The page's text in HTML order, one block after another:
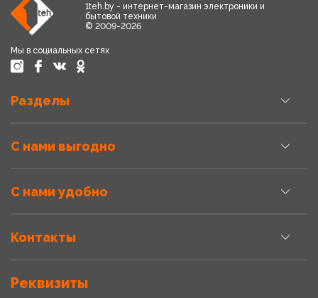
1teh.by - интернет-магазин электроники и
бытовой техники
© 2009-2026
Мы в социальных сетях
Разделы
С нами выгодно
С нами удобно
Контакты
Реквизиты